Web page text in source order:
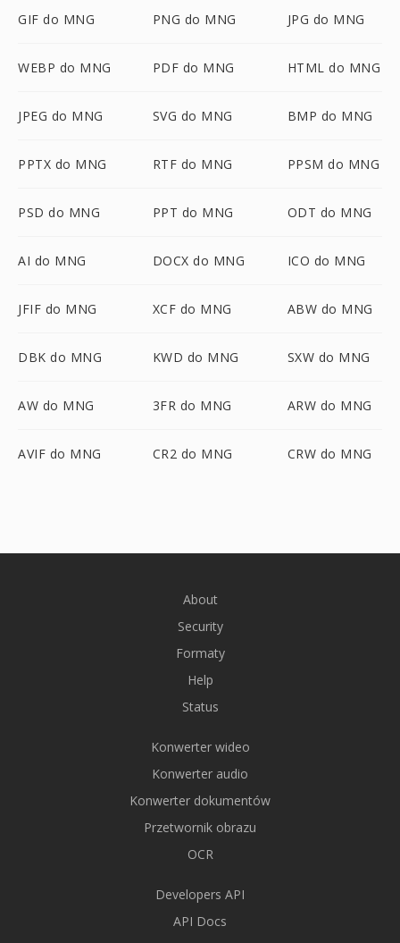
GIF do MNG PNG do MNG JPG do MNG
WEBP do MNG PDF do MNG HTML do MNG
JPEG do MNG SVG do MNG BMP do MNG
PPTX do MNG RTF do MNG PPSM do MNG
PSD do MNG PPT do MNG ODT do MNG
AI do MNG DOCX do MNG ICO do MNG
JFIF do MNG XCF do MNG ABW do MNG
DBK do MNG KWD do MNG SXW do MNG
AW do MNG 3FR do MNG ARW do MNG
AVIF do MNG CR2 do MNG CRW do MNG
About
Security
Formaty
Help
Status
Konwerter wideo
Konwerter audio
Konwerter dokumentów
Przetwornik obrazu
OCR
Developers API
API Docs